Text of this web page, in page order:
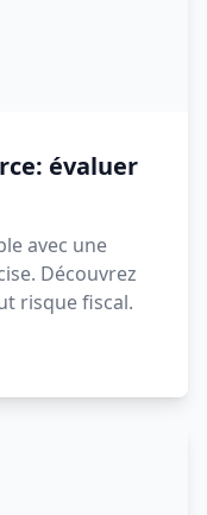
évaluer
avec une
Découvrez
risque fiscal.